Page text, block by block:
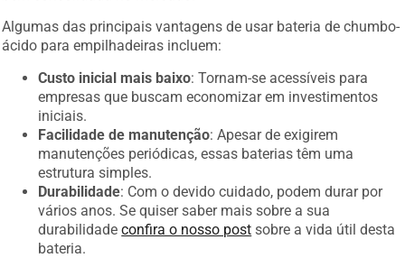
Algumas das principais vantagens de usar bateria de chumbo-
ácido para empilhadeiras incluem:
Custo inicial mais baixo: Tornam-se acessíveis para
empresas que buscam economizar em investimentos
iniciais.
Facilidade de manutenção: Apesar de exigirem
manutenções periódicas, essas baterias têm uma
estrutura simples.
Durabilidade: Com o devido cuidado, podem durar por
vários anos. Se quiser saber mais sobre a sua
durabilidadeconfira o nosso post sobre a vida útil desta
bateria.